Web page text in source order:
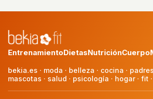
EntrenamientoDietasNutriciónCuerpo
bekia.es · moda · belleza · cocina · padres
mascotas · salud · psicología · hogar· fit ·